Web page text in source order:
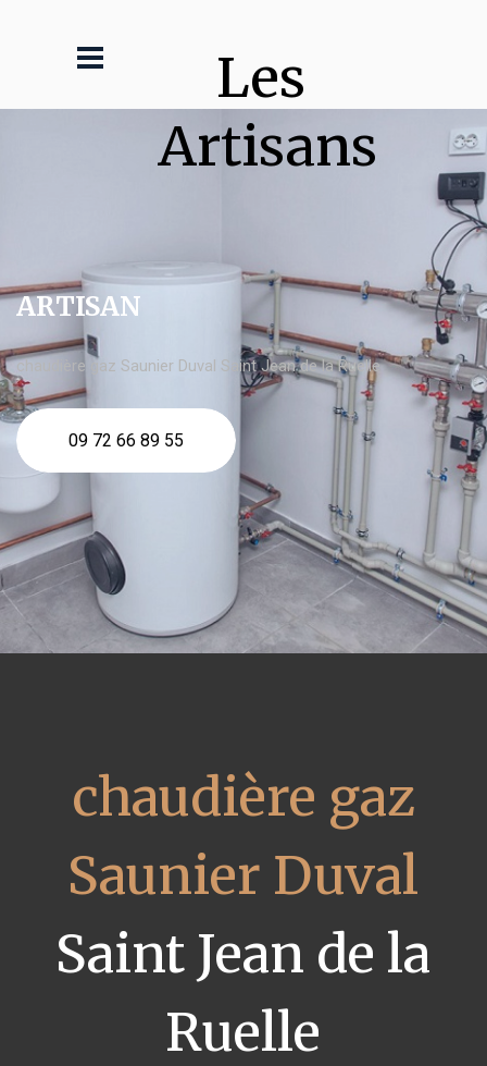
Les
Artisans
ARTISAN
chaudière gaz Saunier Duval Saint Jean de la Ruelle
09 72 66 89 55
chaudière gaz
Saunier Duval
Saint Jean de la
Ruelle